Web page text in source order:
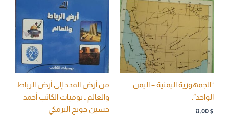
“الجمهورية اليمنية – اليمن
الواحد”.
8,00 $
من أرض المدد إلى أرض الرباط
والعالم ـ يوميات الكاتب أحمد
حسين جوبح البرمكي